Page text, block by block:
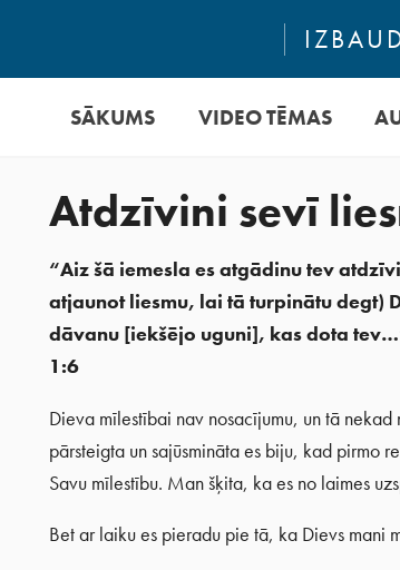
SĀKUMS VIDEO TĒMAS
Atdzīvini sevī
“Aiz šā iemesla es atgādinu tev
atjaunot liesmu, lai tā turpinātu degt)
dāvanu [iekšējo uguni], kas dota
1:6
Dieva mīlestībai nav nosacījumu, un tā
pārsteigta un sajūsmināta es biju, kad pirmo
Savu mīlestību. Man šķita, ka es no laimes
Bet ar laiku es pieradu pie tā, ka Dievs mani